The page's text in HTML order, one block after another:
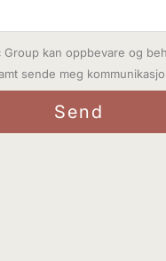
kan oppbevare og
sende meg